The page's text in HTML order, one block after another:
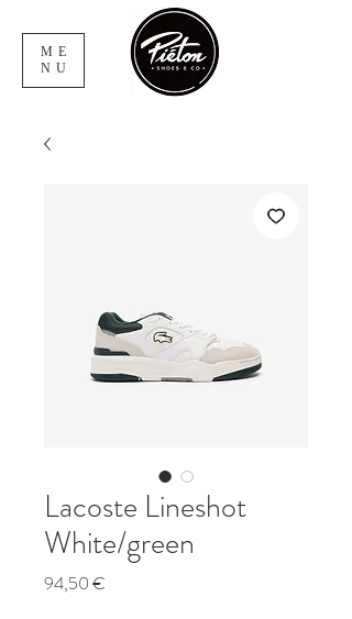
ME
NU
Lacoste Lineshot
White/green
94,50 €